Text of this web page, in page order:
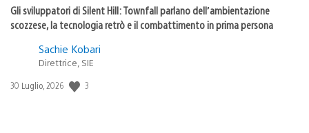
Gli sviluppatori di Silent Hill: Townfall parlano dell’ambientazione
scozzese, la tecnologia retrò e il combattimento in prima persona
Sachie Kobari
Direttrice, SIE
Data
30 Luglio, 2026 3